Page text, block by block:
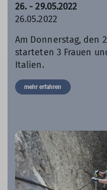
26. - 29.05.2022
26.05.2022
Am Donnerstag, den
starteten 3 Frauen
Italien.
mehr erfahren